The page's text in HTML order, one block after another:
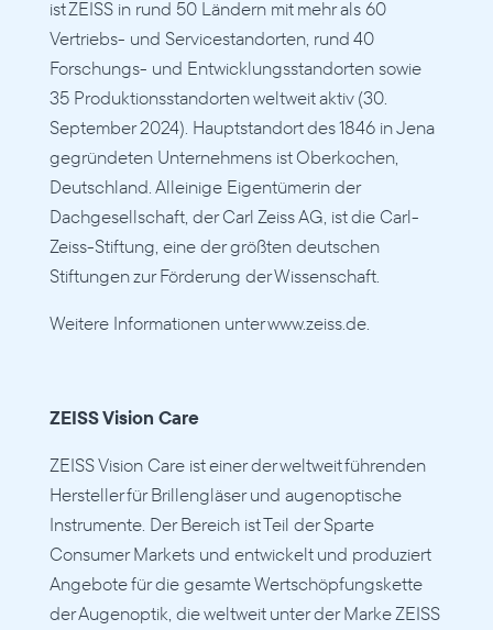
ist ZEISS in rund 50 Ländern mit mehr als 60
Vertriebs- und Servicestandorten, rund 40
Forschungs- und Entwicklungsstandorten sowie
35 Produktionsstandorten weltweit aktiv (30.
September 2024). Hauptstandort des 1846 in Jena
gegründeten Unternehmens ist Oberkochen,
Deutschland. Alleinige Eigentümerin der
Dachgesellschaft, der Carl Zeiss AG, ist die Carl-
Zeiss-Stiftung, eine der größten deutschen
Stiftungen zur Förderung der Wissenschaft.
Weitere Informationen unter www.zeiss.de.
ZEISS Vision Care
ZEISS Vision Care ist einer der weltweit führenden
Hersteller für Brillengläser und augenoptische
Instrumente. Der Bereich ist Teil der Sparte
Consumer Markets und entwickelt und produziert
Angebote für die gesamte Wertschöpfungskette
der Augenoptik, die weltweit unter der Marke ZEISS